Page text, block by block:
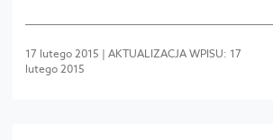
17 lutego 2015 | AKTUALIZACJA WPISU: 17
lutego 2015